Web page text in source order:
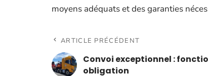
moyens adéquats et des garanties
ARTICLE PRÉCÉDENT
Convoi exceptionnel :
obligation